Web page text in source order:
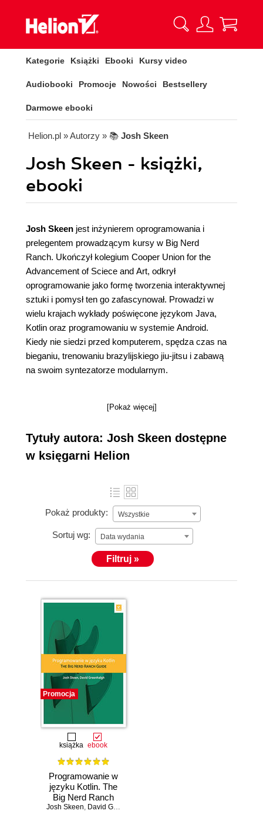
Kategorie Książki Ebooki Kursy video
Audiobooki Promocje Nowości Bestsellery
Darmowe ebooki
Helion.pl » Autorzy » 📚 Josh Skeen
Josh Skeen - książki,
ebooki
Josh Skeen jest inżynierem oprogramowania i
prelegentem prowadzącym kursy w Big Nerd
Ranch. Ukończył kolegium Cooper Union for the
Advancement of Sciece and Art, odkrył
oprogramowanie jako formę tworzenia interaktywnej
sztuki i pomysł ten go zafascynował. Prowadzi w
wielu krajach wykłady poświęcone językom Java,
Kotlin oraz programowaniu w systemie Android.
Kiedy nie siedzi przed komputerem, spędza czas na
bieganiu, trenowaniu brazylijskiego jiu-jitsu i zabawą
na swoim syntezatorze modularnym.
[Pokaż więcej]
Tytuły autora: Josh Skeen dostępne
w księgarni Helion
Pokaż produkty: Wszystkie
Sortuj wg: Data wydania
Filtruj »
Promocja
książka ebook
Programowanie w
języku Kotlin. The
Big Nerd Ranch
Guide
Josh Skeen, David Greenhalgh